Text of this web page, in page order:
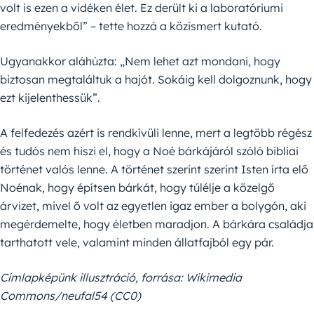
volt is ezen a vidéken élet. Ez derült ki a laboratóriumi
eredményekből” – tette hozzá a közismert kutató.
Ugyanakkor aláhúzta: „Nem lehet azt mondani, hogy
biztosan megtaláltuk a hajót. Sokáig kell dolgoznunk, hogy
ezt kijelenthessük”.
A felfedezés azért is rendkívüli lenne, mert a legtöbb régész
és tudós nem hiszi el, hogy a Noé bárkájáról szóló bibliai
történet valós lenne. A történet szerint szerint Isten írta elő
Noénak, hogy építsen bárkát, hogy túlélje a közelgő
árvizet, mivel ő volt az egyetlen igaz ember a bolygón, aki
megérdemelte, hogy életben maradjon. A bárkára családja
tarthatott vele, valamint minden állatfajból egy pár.
Címlapképünk illusztráció, forrása: Wikimedia
Commons/neufal54 (CC0)